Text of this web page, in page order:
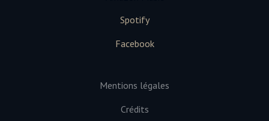
Spotify
Facebook
Mentions légales
Crédits